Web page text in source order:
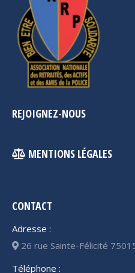
REJOIGNEZ-NOUS
MENTIONS LÉGALES
CONTACT
Adresse :
26 rue Sainte-Félicité
Téléphone :